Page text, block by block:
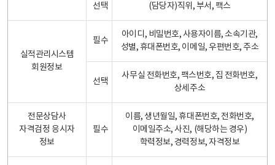
선택 (담당자)직위, 부서, 팩스
실적관리시스템
회원정보
필수
아이디, 비밀번호, 사용자이름, 소속기관,
성별, 휴대폰번호, 이메일, 우편번호, 주소
선택
사무실 전화번호, 팩스번호, 집 전화번호,
상세주소
전문상담사
자격검정 응시자
정보
필수
이름, 생년월일, 휴대폰번호, 전화번호,
이메일주소, 사진, (해당하는 경우)
학력정보, 경력정보, 자격정보